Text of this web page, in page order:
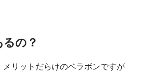
の？
メリットだらけのベラボンですが